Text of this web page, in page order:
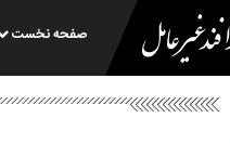
صفحه نخست